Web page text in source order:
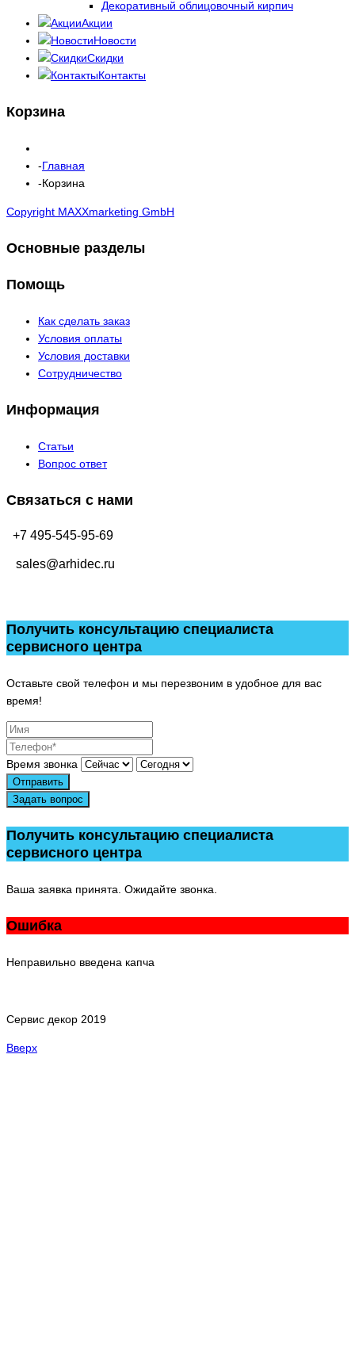
Декоративный облицовочный кирпич
Акции
Новости
Скидки
Контакты
Корзина
Главная
Корзина
Copyright MAXXmarketing GmbH
Основные разделы
Помощь
Как сделать заказ
Условия оплаты
Условия доставки
Сотрудничество
Информация
Статьи
Вопрос ответ
Связаться с нами
+7 495-545-95-69
sales@arhidec.ru
Получить консультацию специалиста
сервисного центра
Оставьте свой телефон и мы перезвоним в удобное для вас
время!
Время звонка
Отправить
Задать вопрос
Получить консультацию специалиста
сервисного центра
Ваша заявка принята. Ожидайте звонка.
Ошибка
Неправильно введена капча
Сервис декор 2019
Вверх